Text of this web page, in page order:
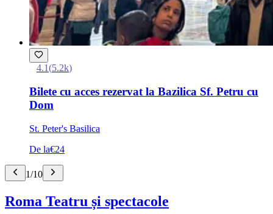
4.1(5.2k)
Bilete cu acces rezervat la Bazilica Sf. Petru cu
Dom
St. Peter's Basilica
De la€24
1/10
Roma Teatru și spectacole